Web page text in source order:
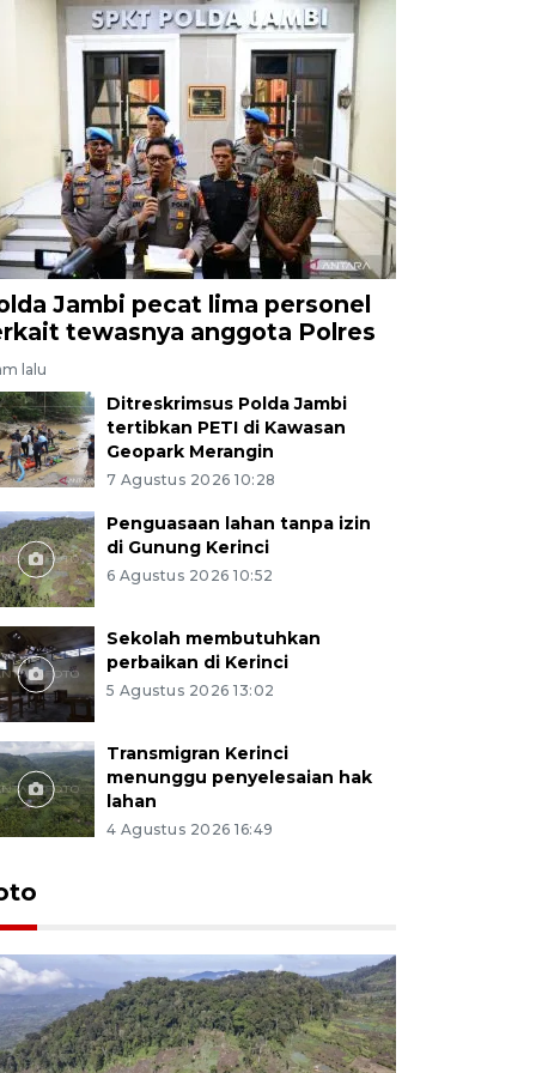
Jambi pecat lima personel
tewasnya anggota Polres
lalu
Ditreskrimsus Polda Jambi
tertibkan PETI di Kawasan
Geopark Merangin
7 Agustus 2026 10:28
Penguasaan lahan tanpa izin
di Gunung Kerinci
6 Agustus 2026 10:52
Sekolah membutuhkan
perbaikan di Kerinci
5 Agustus 2026 13:02
Transmigran Kerinci
menunggu penyelesaian hak
lahan
4 Agustus 2026 16:49